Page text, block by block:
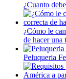
¿Cuanto
¿Cómo le
de hacer una
Peluqueria